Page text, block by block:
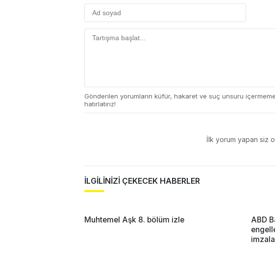
Gönderilen yorumların küfür, hakaret ve suç unsuru
hatırlatırız!
İlk yorum yapan siz
İLGİLİNİZİ ÇEKECEK HABERLER
Muhtemel Aşk 8. bölüm izle
ABD